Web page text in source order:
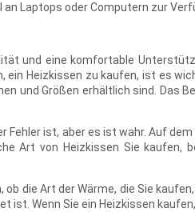
Laptops oder Computern zur
und eine komfortable
ein Heizkissen zu kaufen, ist es
und Größen erhältlich sind.
Fehler ist, aber es ist wahr. Auf
Art von Heizkissen Sie
die Art der Wärme, die Sie
ist. Wenn Sie ein Heizkissen